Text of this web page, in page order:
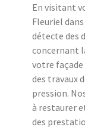
En visitant
Fleuriel
détecte des
concernant
votre façade
des travaux
pression.
à restaurer
des